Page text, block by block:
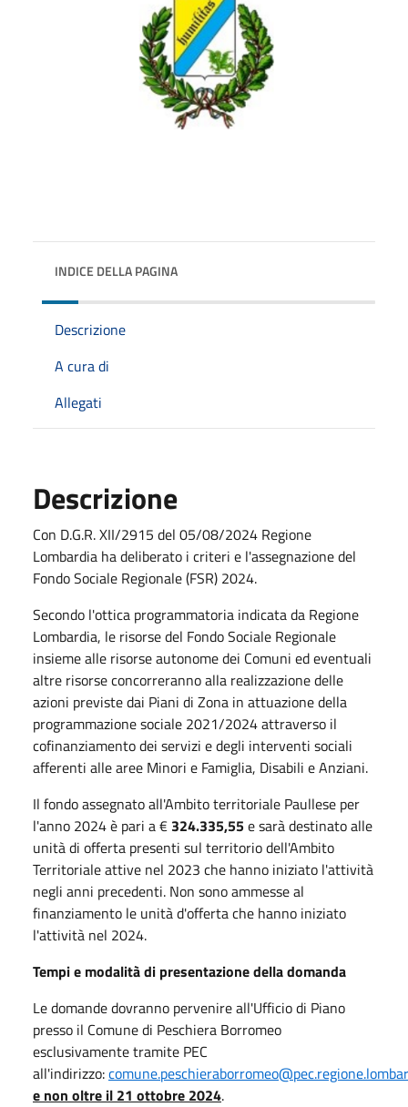
INDICE DELLA PAGINA
Descrizione
A cura di
Allegati
Descrizione
Con D.G.R. XII/2915 del 05/08/2024 Regione
Lombardia ha deliberato i criteri e l'assegnazione del
Fondo Sociale Regionale (FSR) 2024.
Secondo l'ottica programmatoria indicata da Regione
Lombardia, le risorse del Fondo Sociale Regionale
insieme alle risorse autonome dei Comuni ed eventuali
altre risorse concorreranno alla realizzazione delle
azioni previste dai Piani di Zona in attuazione della
programmazione sociale 2021/2024 attraverso il
cofinanziamento dei servizi e degli interventi sociali
afferenti alle aree Minori e Famiglia, Disabili e Anziani.
Il fondo assegnato all'Ambito territoriale Paullese per
l'anno 2024 è pari a € 324.335,55e sarà destinato alle
unità di offerta presenti sul territorio dell'Ambito
Territoriale attive nel 2023 che hanno iniziato l'attività
negli anni precedenti. Non sono ammesse al
finanziamento le unità d'offerta che hanno iniziato
l'attività nel 2024.
Tempi e modalità di presentazione della domanda
Le domande dovranno pervenire all'Ufficio di Piano
presso il Comune di Peschiera Borromeo
esclusivamente tramite PEC
all'indirizzo:
e non oltre il 21 ottobre 2024.